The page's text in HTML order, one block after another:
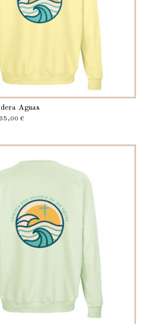
Aguas
35,00 €